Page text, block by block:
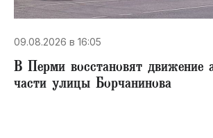
09.08.2026 в 16:05
В Перми восстановят движение
части улицы Борчанинова